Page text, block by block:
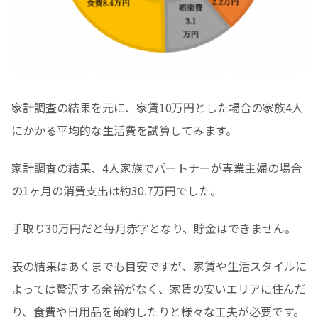
家計調査の結果を元に、家賃10万円とした場合の家族4人
にかかる平均的な生活費を試算してみます。
家計調査の結果、4人家族でパートナーが専業主婦の場合
の1ヶ月の消費支出は約30.7万円でした。
手取り30万円だと毎月赤字となり、貯金はできません。
表の結果はあくまでも目安ですが、家賃や生活スタイルに
よっては贅沢する余裕がなく、家賃の安いエリアに住んだ
り、食費や日用品を節約したりと様々な工夫が必要です。